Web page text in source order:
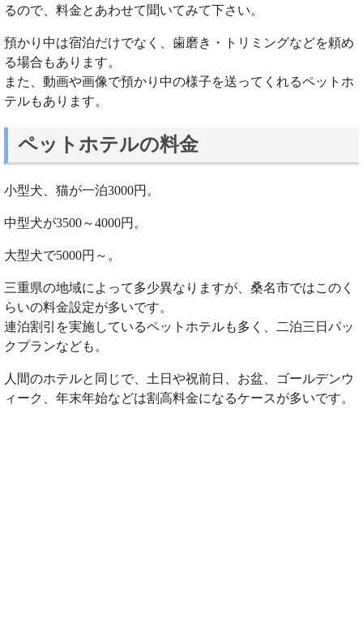
るので、料金とあわせて聞いてみて下さい。
預かり中は宿泊だけでなく、歯磨き・トリミングなどを頼め
る場合もあります。
また、動画や画像で預かり中の様子を送ってくれるペットホ
テルもあります。
ペットホテルの料金
小型犬、猫が一泊3000円。
中型犬が3500～4000円。
大型犬で5000円～。
三重県の地域によって多少異なりますが、桑名市ではこのく
らいの料金設定が多いです。
連泊割引を実施しているペットホテルも多く、二泊三日パッ
クプランなども。
人間のホテルと同じで、土日や祝前日、お盆、ゴールデンウ
ィーク、年末年始などは割高料金になるケースが多いです。